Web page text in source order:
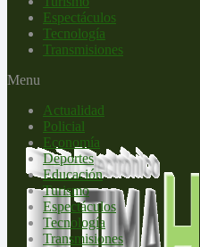
Espectáculos
Tecnología
Transmisiones
Menu
Actualidad
Policial
Economía
Deportes
Educación
Turismo
Espectáculos
Tecnología
Transmisiones